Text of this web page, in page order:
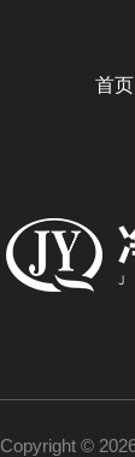
首页
Copyright ©